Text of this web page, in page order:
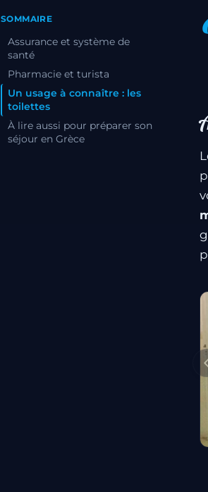
SOMMAIRE
Assurance et système de
santé
Pharmacie et turista
Un usage à connaître : les
toilettes
À lire aussi pour préparer son
séjour en Grèce